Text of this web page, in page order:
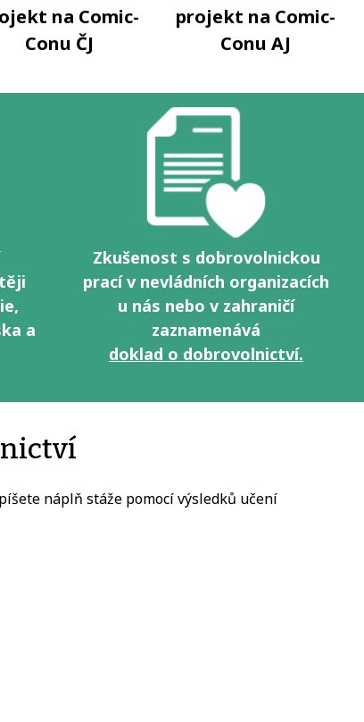
na Comic-
Conu ČJ
projekt na Comic-
Conu AJ
a
Zkušenost s dobrovolnickou
prací v nevládních organizacích
u nás nebo v zahraničí
zaznamenává
doklad o dobrovolnictví.
náplň stáže pomocí výsledků učení